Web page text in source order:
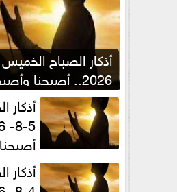
2026.. أصبحنا
والحمد لله
أذكار
الملك لله والحمد لله
أذكار